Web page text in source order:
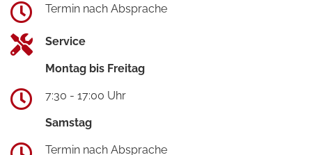
Termin nach Absprache
Service
Montag bis Freitag
7:30 - 17:00 Uhr
Samstag
Termin nach Absprache